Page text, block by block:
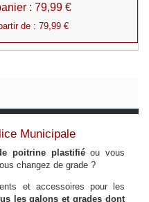
: 79,99 €
de : 79,99 €
Municipale
poitrine plastifiéou vous
changez de grade ?
et accessoires pour les
les galons et grades dont